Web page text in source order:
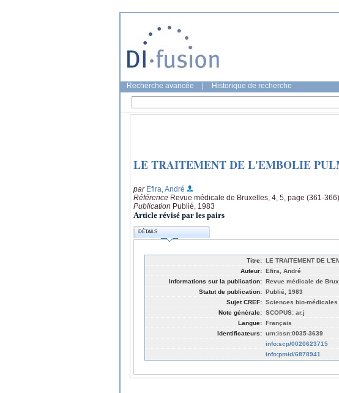
Recherche avancée Historique de recherche
LE TRAITEMENT DE L'EMBOLIE
par Efira, André
Référence Revue médicale de Bruxelles, 4, 5, page (361-366)
Publication Publié, 1983
Article révisé par les pairs
DÉTAILS
Titre: LE TRAITEMENT DE
Auteur: Efira, André
Informations sur la publication: Revue médicale de
Statut de publication: Publié, 1983
Sujet CREF: Sciences bio-
Note générale: SCOPUS: ar.j
Langue: Français
Identificateurs: urn:issn:0035-3639
info:scp/0020623715
info:pmid/6878941